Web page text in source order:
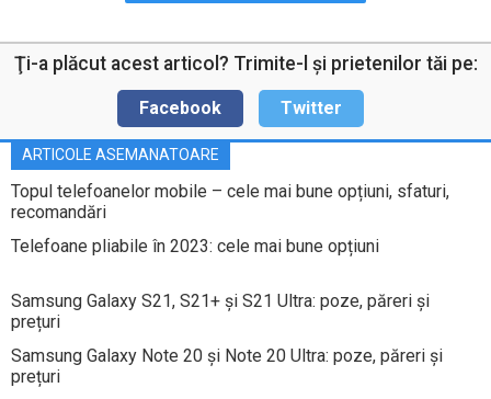
Ţi-a plăcut acest articol? Trimite-l şi prietenilor tăi pe:
Facebook Twitter
ARTICOLE ASEMANATOARE
Topul telefoanelor mobile – cele mai bune opțiuni, sfaturi,
recomandări
Telefoane pliabile în 2023: cele mai bune opțiuni
Samsung Galaxy S21, S21+ și S21 Ultra: poze, păreri și
prețuri
Samsung Galaxy Note 20 și Note 20 Ultra: poze, păreri și
prețuri